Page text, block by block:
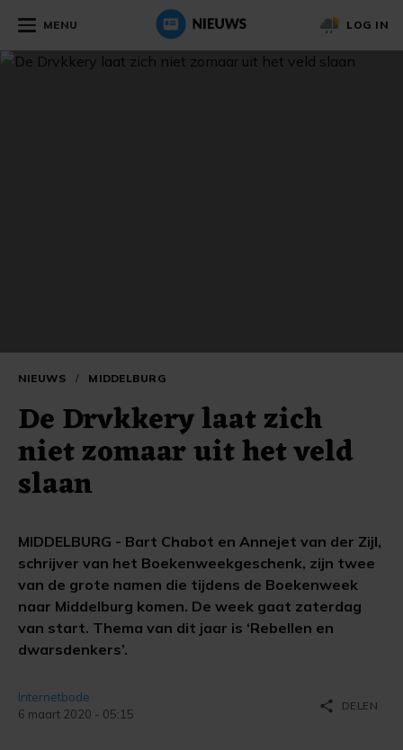
MENU LOG IN
NIEUWS / MIDDELBURG
De Drvkkery laat zich
niet zomaar uit het veld
slaan
MIDDELBURG - Bart Chabot en Annejet van der Zijl,
schrijver van het Boekenweekgeschenk, zijn twee
van de grote namen die tijdens de Boekenweek
naar Middelburg komen. De week gaat zaterdag
van start. Thema van dit jaar is ‘Rebellen en
dwarsdenkers’.
Internetbode
6 maart 2020 - 05:15
share DELEN